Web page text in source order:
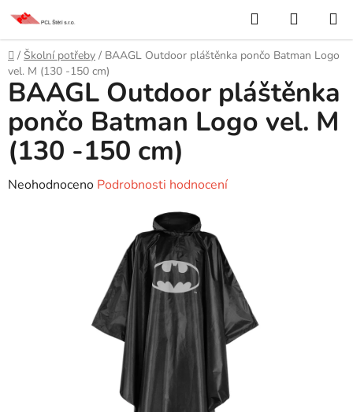
Přejít
obsah
Hledat
KOŠÍK
Domů
/ Školní potřeby / BAAGL Outdoor pláštěnka pončo Batman Logo
vel. M (130 -150 cm)
BAAGL Outdoor pláštěnka
pončo Batman Logo vel. M
(130 -150 cm)
Průměrné
Neohodnoceno Podrobnosti hodnocení